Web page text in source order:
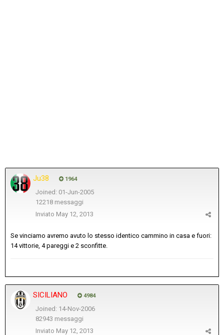
Ju38 1964
Joined: 01-Jun-2005
12218 messaggi
Inviato May 12, 2013
Se vinciamo avremo avuto lo stesso identico cammino in casa e fuori:
14 vittorie, 4 pareggi e 2 sconfitte.
SICILIANO 4984
Joined: 14-Nov-2006
82943 messaggi
Inviato May 12, 2013